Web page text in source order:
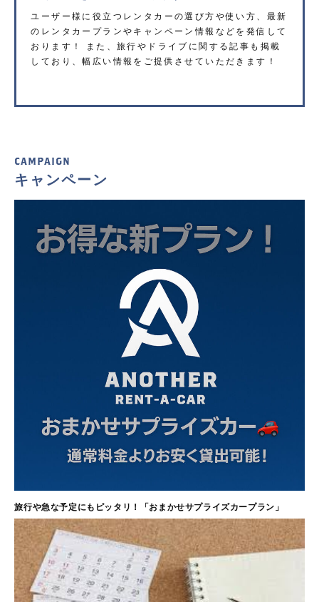
ユーザー様に役立つレンタカーの選び方や使い方、最新
のレンタカープランやキャンペーン情報などを発信して
おります！ また、旅行やドライブに関する記事も掲載
しており、幅広い情報をご提供させていただきます！
CAMPAIGN
キャンペーン
旅行や急な予定にもピッタリ！「おまかせサプライズカープラン」